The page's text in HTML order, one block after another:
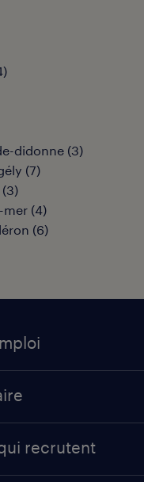
)
didonne (3)
(7)
(3)
mer (4)
(6)
web
recrutent